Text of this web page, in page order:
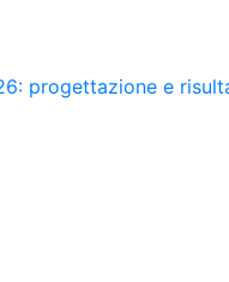
progettazione e